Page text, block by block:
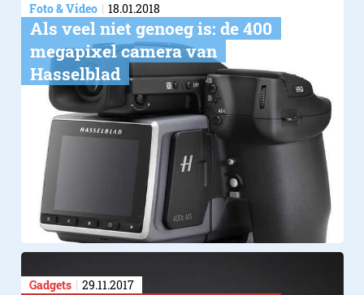
Foto & Video 18.01.2018
Als veel niet genoeg is: de 400
megapixel camera van
Hasselblad
Gadgets 29.11.2017